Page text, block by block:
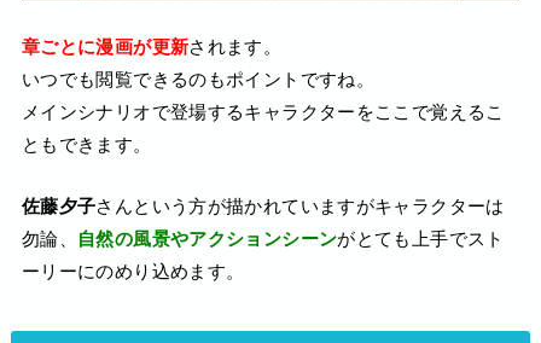
章ごとに漫画が更新されます。
いつでも閲覧できるのもポイントですね。
メインシナリオで登場するキャラクターをここで覚えるこ
ともできます。
佐藤夕子さんという方が描かれていますがキャラクターは
勿論、
自然の風景やアクションシーンがとても上手でスト
ーリーにのめり込めます。